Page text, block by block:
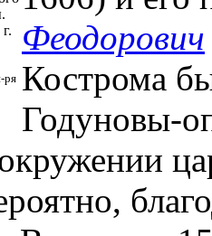
ря
Феодорович
Кострома
Годуновы-